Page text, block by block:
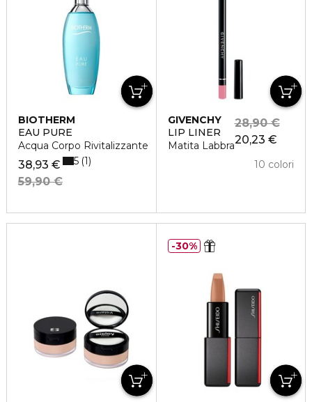
BIOTHERM
EAU PURE
Acqua Corpo Rivitalizzante
38,93 €
59,90 €
5 1
GIVENCHY
LIP LINER
Matita Labbra20,23 €
28,90 €
10 colori
30%